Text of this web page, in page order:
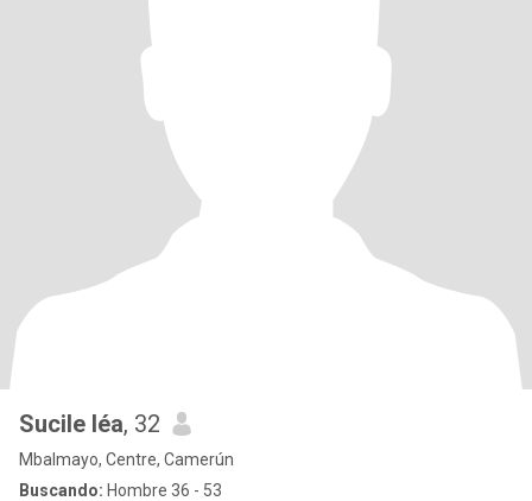
Sucile léa, 32
Mbalmayo, Centre, Camerún
Buscando: Hombre 36 - 53